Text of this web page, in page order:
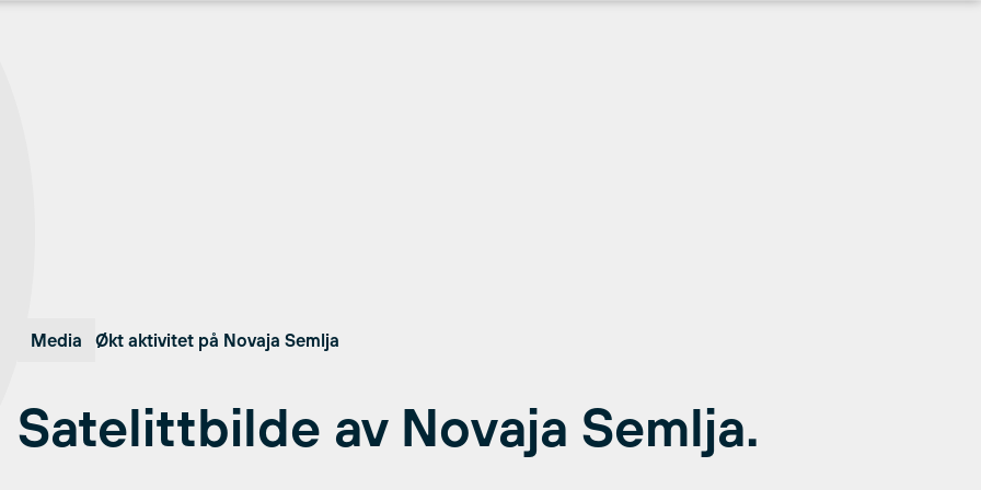
Media Økt aktivitet på Novaja Semlja
Satelittbilde av Novaja Semlja.